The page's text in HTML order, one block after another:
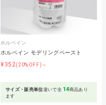
ホルベイン
ホルベイン モデリングペースト
¥352(20%OFF)～
サイズ・販売単位違いで全 14商品あり
ます